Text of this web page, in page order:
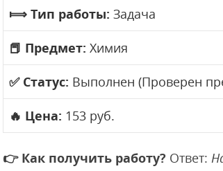
⟾ Тип работы: Задача
📕 Предмет: Химия
✅ Статус: Выполнен (Проверен
🔥 Цена: 153 руб.
👉 Как получить работу? Ответ: